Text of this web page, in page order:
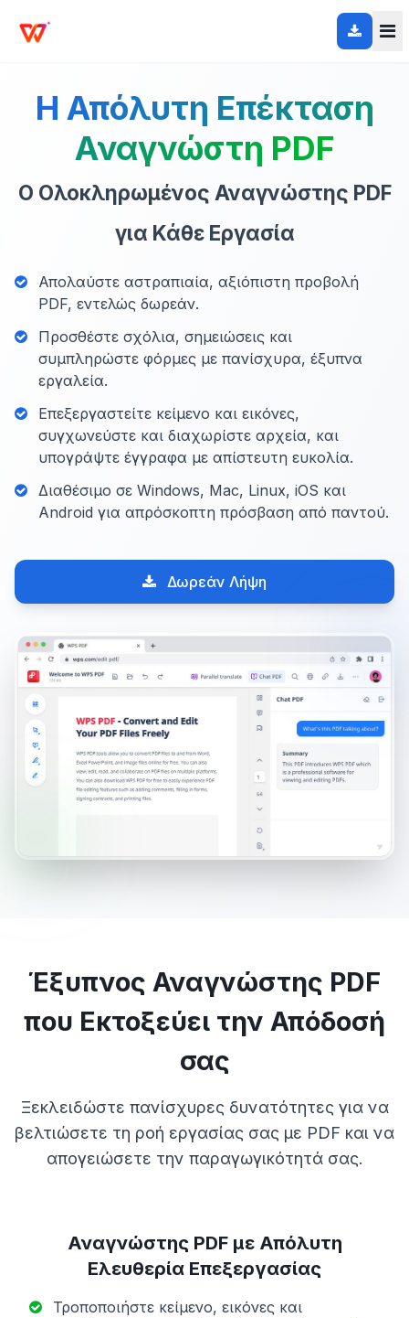
Η Απόλυτη Επέκταση
Αναγνώστη PDF
Ο Ολοκληρωμένος Αναγνώστης PDF
για Κάθε Εργασία
Απολαύστε αστραπιαία, αξιόπιστη προβολή
PDF, εντελώς δωρεάν.
Προσθέστε σχόλια, σημειώσεις και
συμπληρώστε φόρμες με πανίσχυρα, έξυπνα
εργαλεία.
Επεξεργαστείτε κείμενο και εικόνες,
συγχωνεύστε και διαχωρίστε αρχεία, και
υπογράψτε έγγραφα με απίστευτη ευκολία.
Διαθέσιμο σε Windows, Mac, Linux, iOS και
Android για απρόσκοπτη πρόσβαση από παντού.
Δωρεάν Λήψη
Έξυπνος Αναγνώστης PDF
που Εκτοξεύει την Απόδοσή
σας
Ξεκλειδώστε πανίσχυρες δυνατότητες για να
βελτιώσετε τη ροή εργασίας σας με PDF και να
απογειώσετε την παραγωγικότητά σας.
Αναγνώστης PDF με Απόλυτη
Ελευθερία Επεξεργασίας
Τροποποιήστε κείμενο, εικόνες και